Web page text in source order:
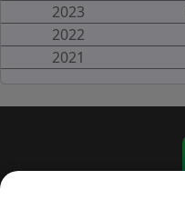
2023
2022
2021